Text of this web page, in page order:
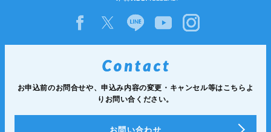
お申込前のお問合せや、申込み内容の変更・キャンセル等はこちらよ
りお問い合ください。
お問い合わせ